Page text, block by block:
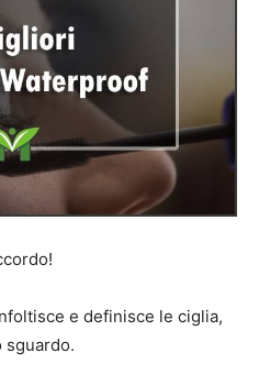
e definisce le ciglia,
sguardo.